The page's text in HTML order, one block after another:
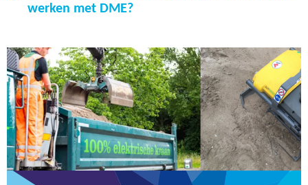
werken met DME?